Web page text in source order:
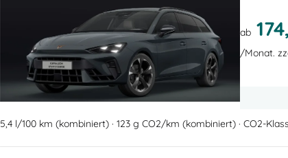
ab
/Monat.
5,4 l/100 km (kombiniert) · 123 g CO2/km (kombiniert) · CO2-